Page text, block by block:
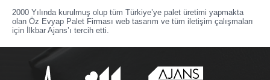
2000 Yılında kurulmuş olup tüm Türkiye’ye palet üretimi yapmakta
olan Öz Evyap Palet Firması web tasarım ve tüm iletişim çalışmaları
için İlkbar Ajans’ı tercih etti.